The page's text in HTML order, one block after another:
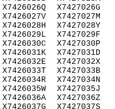
X7426026Q
X7426027V
X7426028H
X7426029L
X7426030C
X7426031K
X7426032E
X7426033T
X7426034R
X7426035W
X7426036A
X7426037G
X7427026G
X7427027M
X7427028Y
X7427029F
X7427030P
X7427031D
X7427032X
X7427033B
X7427034N
X7427035J
X7427036Z
X7427037S